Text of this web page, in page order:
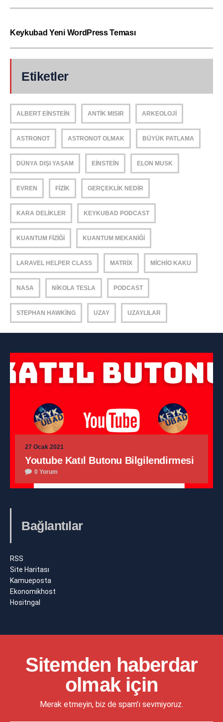
Keykubad Yeni WordPress Teması
Etiketler
ALBERT EINSTEIN ANTIK MISIR ARKEOLOJI
ASTRONOT ASTRONOT OLMAK BÜYÜK PATLAMA
DÜNYA DIŞI YAŞAM EINSTEIN ELON MUSK
EVREN FIZIK GERÇEKLIK NEDIR
KARA DELIKLER KEYKUBAD PODCAST
KUANTUM FIZIĞI KUANTUM MEKANIĞI
LARAVEL HELPER CLASS MATRIX MICHIO KAKU
NASA NIKOLA TESLA PODCAST
STEPHAN HAWKING UZAY UZAYLILAR
27 Ocak 2021
Youtube Katıl Butonu Bilgilendirmesi
0 Yorum
Bağlantılar
RSS
Site Haritası
Kamueposta
Ekonomikhost
Hositngal
Sitemden haberdar
olmak için
Merak etmeyin, biz de spam'ı sevmiyoruz.